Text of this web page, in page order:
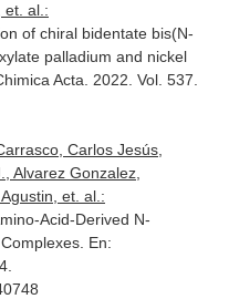
et. al.:
of chiral bidentate bis(N-
palladium and nickel
Acta . 2022. Vol. 537.
Carlos Jesús,
Alvarez Gonzalez,
et. al.:
Acid-Derived N-
En: